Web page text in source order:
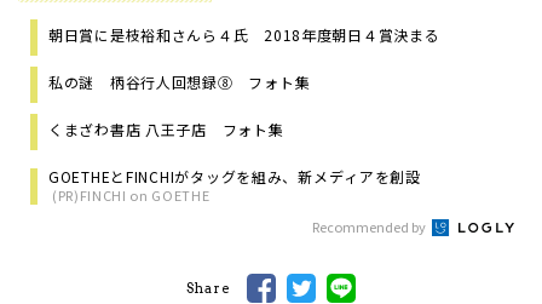
朝日賞に是枝裕和さんら４氏 2018年度朝日４賞決まる
私の謎 柄谷行人回想録⑧ フォト集
くまざわ書店 八王子店 フォト集
GOETHEとFINCHIがタッグを組み、新メディアを創設
(PR)FINCHI on GOETHE
Recommended by
Share